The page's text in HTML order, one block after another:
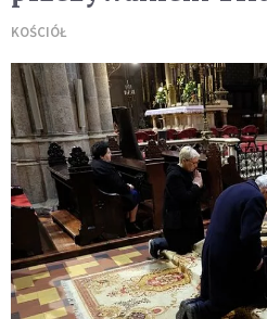
KOŚCIÓŁ